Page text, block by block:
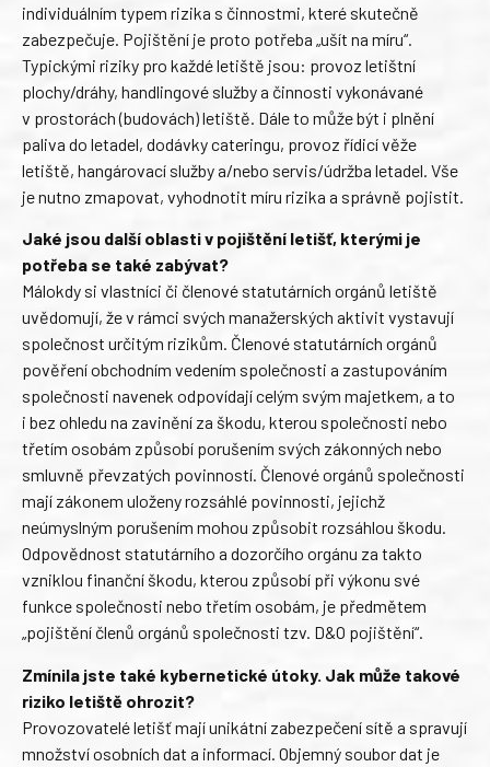
individuálním typem rizika s činnostmi, které skutečně
zabezpečuje. Pojištění je proto potřeba „ušít na míru“.
Typickými riziky pro každé letiště jsou: provoz letištní
plochy/dráhy, handlingové služby a činnosti vykonávané
v prostorách (budovách) letiště. Dále to může být i plnění
paliva do letadel, dodávky cateringu, provoz řídicí věže
letiště, hangárovací služby a/nebo servis/údržba letadel. Vše
je nutno zmapovat, vyhodnotit míru rizika a správně pojistit.
Jaké jsou další oblasti v pojištění letišť, kterými je
potřeba se také zabývat?
Málokdy si vlastníci či členové statutárních orgánů letiště
uvědomují, že v rámci svých manažerských aktivit vystavují
společnost určitým rizikům. Členové statutárních orgánů
pověření obchodním vedením společnosti a zastupováním
společnosti navenek odpovídají celým svým majetkem, a to
i bez ohledu na zavinění za škodu, kterou společnosti nebo
třetím osobám způsobí porušením svých zákonných nebo
smluvně převzatých povinností. Členové orgánů společnosti
mají zákonem uloženy rozsáhlé povinnosti, jejichž
neúmyslným porušením mohou způsobit rozsáhlou škodu.
Odpovědnost statutárního a dozorčího orgánu za takto
vzniklou finanční škodu, kterou způsobí při výkonu své
funkce společnosti nebo třetím osobám, je předmětem
„pojištění členů orgánů společnosti tzv. D&O pojištění“.
Zmínila jste také kybernetické útoky. Jak může takové
riziko letiště ohrozit?
Provozovatelé letišť mají unikátní zabezpečení sítě a spravují
množství osobních dat a informací. Objemný soubor dat je